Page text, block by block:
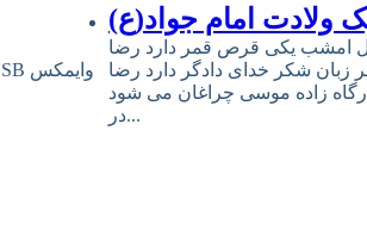
ولادت امام جواد(ع)
امشب یکى قرص قمر دارد رضا
زبان شکر خداى دادگر دارد رضا
زاده موسى چراغان مى شود
در...